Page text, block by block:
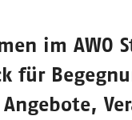
imAWO
für